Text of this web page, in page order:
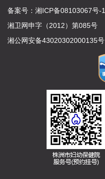
备案号： 湘ICP备08103067号-1
湘卫网申字（2012）第085号
湘公网安备43020302000135号